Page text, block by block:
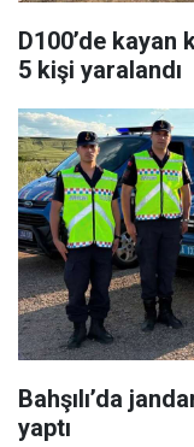
D100’de kayan
5 kişi yaralandı
Bahşılı’da
yaptı